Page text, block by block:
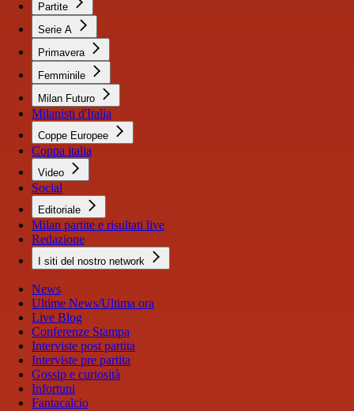
Partite
Serie A
Primavera
Femminile
Milan Futuro
Milanisti d'Italia
Coppe Europee
Coppa italia
Video
Social
Editoriale
Milan partite e risultati live
Redazione
I siti del nostro network
News
Ultime News/Ultima ora
Live Blog
Conferenze Stampa
Interviste post partita
Interviste pre partita
Gossip e curiosità
Infortuni
Fantacalcio